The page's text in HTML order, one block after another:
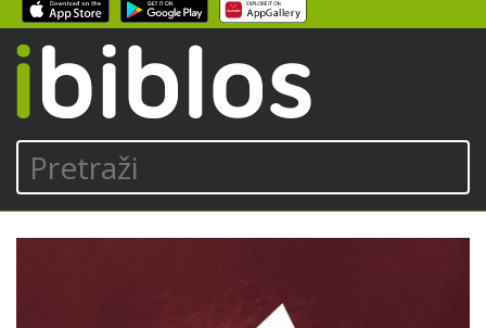
Pretraži
Henrik